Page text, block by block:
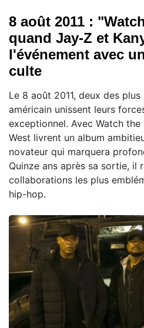
8 août 2011 :
quand Jay-Z et
l'événement avec
culte
Le 8 août 2011, deux des
américain unissent leurs
exceptionnel. Avec Watch
West livrent un album
novateur qui marquera
Quinze ans après sa sortie, il
collaborations les plus
hip-hop.